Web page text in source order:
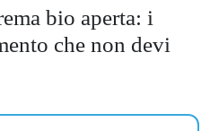
bio aperta: i
che non devi